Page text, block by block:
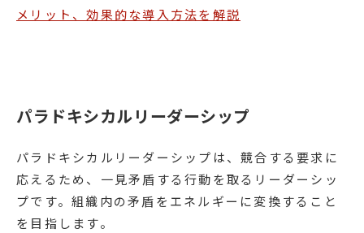
メリット、効果的な導入方法を解説
パラドキシカルリーダーシップ
パラドキシカルリーダーシップは、競合する要求に
応えるため、一見矛盾する行動を取るリーダーシッ
プです。組織内の矛盾をエネルギーに変換すること
を目指します。